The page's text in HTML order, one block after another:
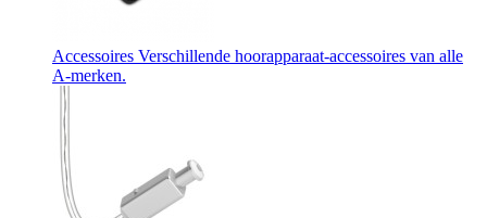
Accessoires Verschillende hoorapparaat-accessoires van alle
A-merken.